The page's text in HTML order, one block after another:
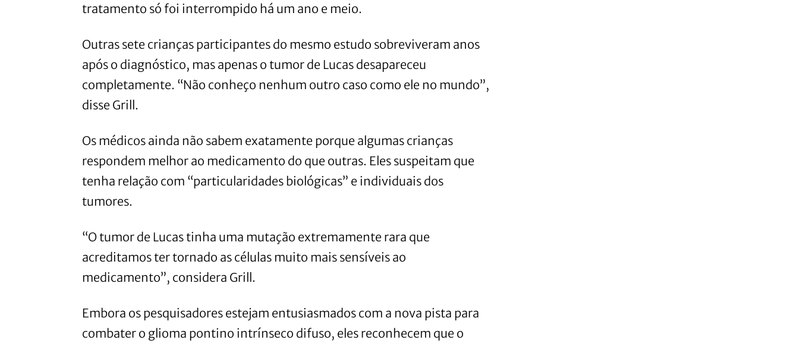
tratamento só foi interrompido há um ano e meio.
Outras sete crianças participantes do mesmo estudo sobreviveram anos
após o diagnóstico, mas apenas o tumor de Lucas desapareceu
completamente. “Não conheço nenhum outro caso como ele no mundo”,
disse Grill.
Os médicos ainda não sabem exatamente porque algumas crianças
respondem melhor ao medicamento do que outras. Eles suspeitam que
tenha relação com “particularidades biológicas” e individuais dos
tumores.
“O tumor de Lucas tinha uma mutação extremamente rara que
acreditamos ter tornado as células muito mais sensíveis ao
medicamento”, considera Grill.
Embora os pesquisadores estejam entusiasmados com a nova pista para
combater o glioma pontino intrínseco difuso, eles reconhecem que o